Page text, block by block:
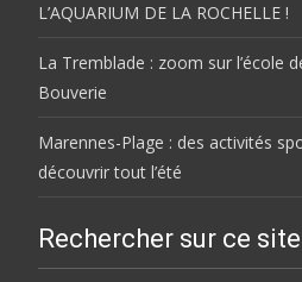
L’AQUARIUM DE LA ROCHELLE !
La Tremblade : zoom sur l’école
Bouverie
Marennes-Plage : des activités
découvrir tout l’été
Rechercher sur ce site